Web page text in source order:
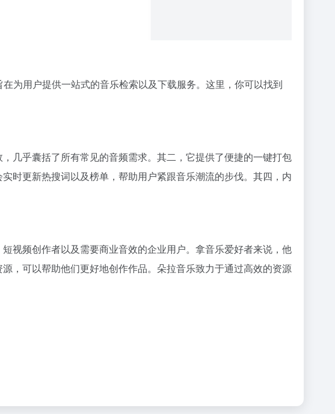
为用户提供一站式的音乐检索以及下载服务。这里，你可以找到
几乎囊括了所有常见的音频需求。其二，它提供了便捷的一键打包
时更新热搜词以及榜单，帮助用户紧跟音乐潮流的步伐。其四，内
视频创作者以及需要商业音效的企业用户。拿音乐爱好者来说，他
，可以帮助他们更好地创作作品。朵拉音乐致力于通过高效的资源